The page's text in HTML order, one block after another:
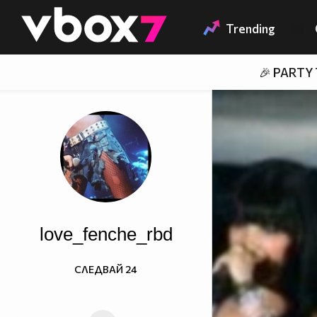
👾 Trending
🎉 PARTY
love_fenche_rbd
СЛЕДВАЙ 24